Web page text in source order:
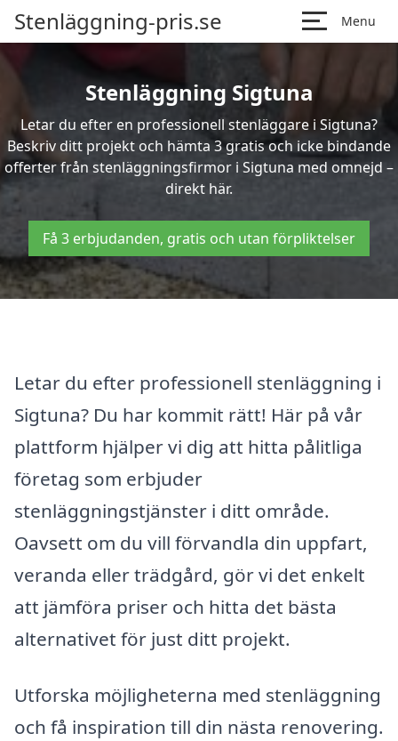
Stenläggning-pris.se Menu
Stenläggning Sigtuna
Letar du efter en professionell stenläggare i Sigtuna?
Beskriv ditt projekt och hämta 3 gratis och icke bindande
offerter från stenläggningsfirmor i Sigtuna med omnejd –
direkt här.
Få 3 erbjudanden, gratis och utan förpliktelser
Letar du efter professionell stenläggning i
Sigtuna? Du har kommit rätt! Här på vår
plattform hjälper vi dig att hitta pålitliga
företag som erbjuder
stenläggningstjänster i ditt område.
Oavsett om du vill förvandla din uppfart,
veranda eller trädgård, gör vi det enkelt
att jämföra priser och hitta det bästa
alternativet för just ditt projekt.
Utforska möjligheterna med stenläggning
och få inspiration till din nästa renovering.